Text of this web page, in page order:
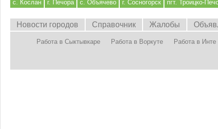
с. Кослан
г. Печора с. Объячево г. Сосногорск пгт. Троицко-
Новости городов Справочник Жалобы
Работа в Сыктывкаре Работа в Воркуте Работа в Инте